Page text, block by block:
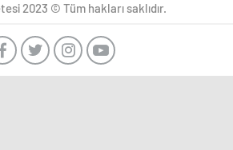
2023 © Tüm hakları saklıdır.